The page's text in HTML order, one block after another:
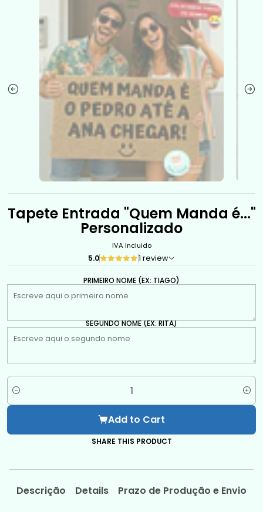
Tapete Entrada "Quem Manda é..."
Personalizado
IVA Incluido
5.0 1 review
PRIMEIRO NOME (EX: TIAGO)
SEGUNDO NOME (EX: RITA)
Quantity
Add to Cart
SHARE THIS PRODUCT
Descrição Details Prazo de Produção e Envio